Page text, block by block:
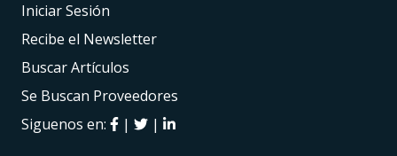
Iniciar Sesión
Recibe el Newsletter
Buscar Artículos
Se Buscan Proveedores
Siguenos en:
| |